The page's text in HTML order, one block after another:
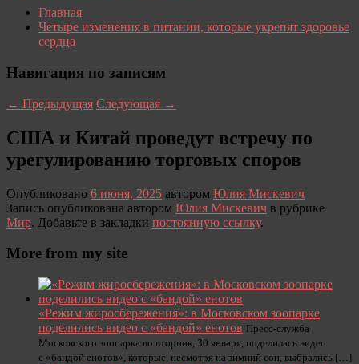
Главная
Четыре изменения в питании, которые укрепят здоровье
сердца
Навигация по записям
← Предыдущая Следующая →
США и Китай проведут встречу по
урегулированию торговых споров
Опубликовано 6 июня, 2025 автором Юлия Мискевич
Запись опубликована автором Юлия Мискевич в рубрике
Мир. Добавьте в закладки постоянную ссылку.
More from my site
«Режим жиросбережения»: в Московском зоопарке
поделились видео с «бандой» енотов Пресс-служба
Московского зоопарка во вторник, 30 января, поделилась видео
с «бандой енотов», которые, несмотря на зимний сон, выбрались […]